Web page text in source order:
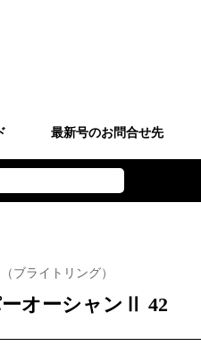
最新号のお問合せ先
（ブライトリング）
オーシャンⅡ 42